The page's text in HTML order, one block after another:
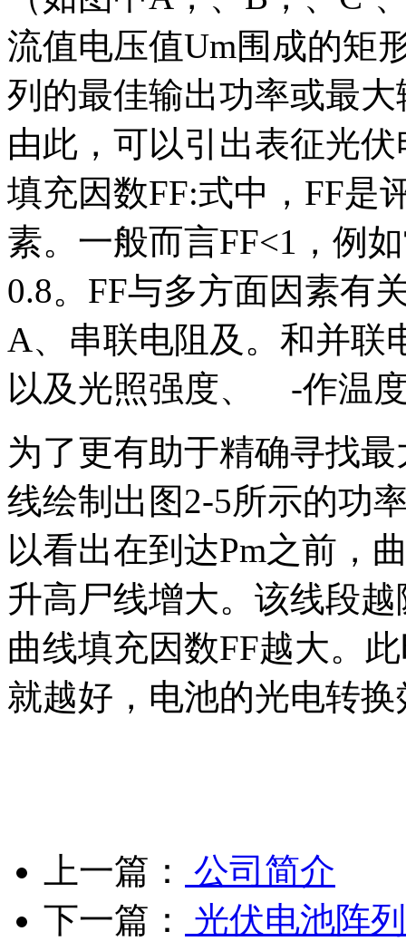
流值电压值Um围成的矩
列的最佳输出功率或最大
由此，可以引出表征光
填充因数FF:式中，FF是
素。一般而言FF<1，例
0.8。FF与多方面因素有
A、串联电阻及。和并联
以及光照强度、 -作温
为了更有助于精确寻找
线绘制出图2-5所示的功
以看出在到达Pm之前，
升高尸线增大。该线段
曲线填充因数FF越大。
就越好，电池的光电转
上一篇：
公司简介
下一篇：
光伏电池阵列